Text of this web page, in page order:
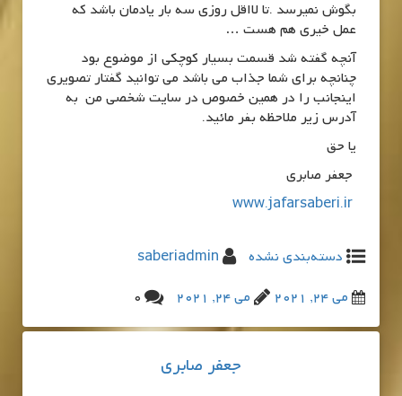
بگوش نمیرسد .تا لااقل روزی سه بار یادمان باشد که
عمل خیری هم هست …
آنچه گفته شد قسمت بسیار کوچکی از موضوع بود
چنانچه برای شما جذاب می باشد می توانید گفتار تصویری
اینجانب را در همین خصوص در سایت شخصی من به
آدرس زیر ملاحظه بفر مائید.
یا حق
جعفر صابری
www.jafarsaberi.ir
دسته‌بندی نشده
saberiadmin
می 24, 2021
می 24, 2021 0
جعفر صابری